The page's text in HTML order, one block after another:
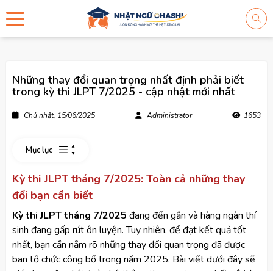
Những thay đổi quan trọng nhất định phải biết
trong kỳ thi JLPT 7/2025 - cập nhật mới nhất
Chủ nhật, 15/06/2025 Administrator 1653
Mục lục
Kỳ thi JLPT tháng 7/2025: Toàn cả những thay
đổi bạn cần biết
Kỳ thi JLPT tháng 7/2025 đang đến gần và hàng ngàn thí
sinh đang gấp rút ôn luyện. Tuy nhiên, để đạt kết quả tốt
nhất, bạn cần nắm rõ những thay đổi quan trọng đã được
ban tổ chức công bố trong năm 2025. Bài viết dưới đây sẽ